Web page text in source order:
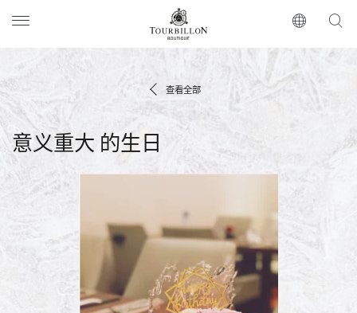
https://www.tourbillon.com/zh-hant
查看全部
意义重大 的生日